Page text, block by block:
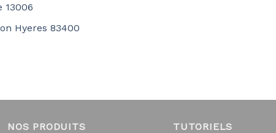
13006
Hyeres 83400
NOS PRODUITS TUTORIELS